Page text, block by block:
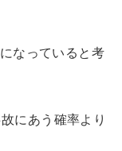
なっていると考
にあう確率より